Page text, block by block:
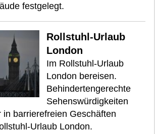
festgelegt.
Rollstuhl-Urlaub
London
Im Rollstuhl-Urlaub
London bereisen.
Behindertengerechte
Sehenswürdigkeiten
in barrierefreien Geschäften
Urlaub London.